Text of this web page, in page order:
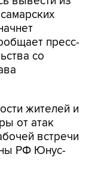
пресс-
со
жителей и
от атак
встречи
РФ Юнус-